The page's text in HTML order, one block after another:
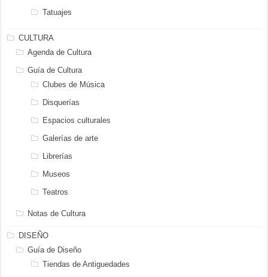
Tatuajes
CULTURA
Agenda de Cultura
Guía de Cultura
Clubes de Música
Disquerías
Espacios culturales
Galerías de arte
Librerías
Museos
Teatros
Notas de Cultura
DISEÑO
Guía de Diseño
Tiendas de Antiguedades